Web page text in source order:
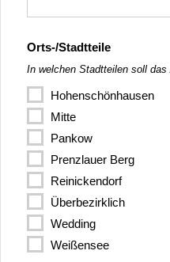
Russisch
Schwedisch
Türkisch
Opfer von Verbrechen
Schulen/Kitas
Senior:innen
Sonstige
Soziale Randgruppen
Sport/Freizeit
Sterbende
Straffällige
Suchtkranke
Tiere
Orts-/Stadtteile
In welchen Stadtteilen soll das
Hohenschönhausen
Mitte
Pankow
Prenzlauer Berg
Reinickendorf
Überbezirklich
Wedding
Weißensee